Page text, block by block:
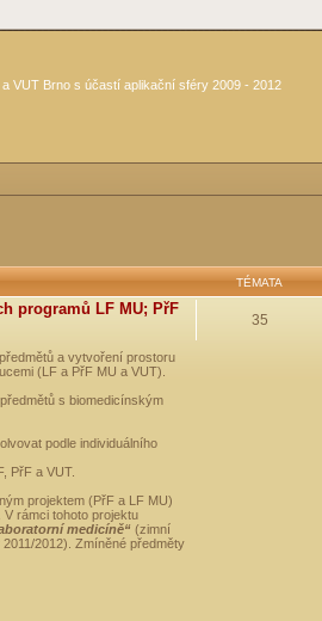
VUT Brno s účastí aplikační sféry 2009 - 2012
TÉMATA
programů LF MU; PřF
a vytvoření prostoru
(LF a PřF MU a VUT).
s biomedicínským
podle individuálního
PřF a VUT.
projektem (PřF a LF MU)
V rámci tohoto projektu
medicíně“ (zimní
2012). Zmíněné předměty
35